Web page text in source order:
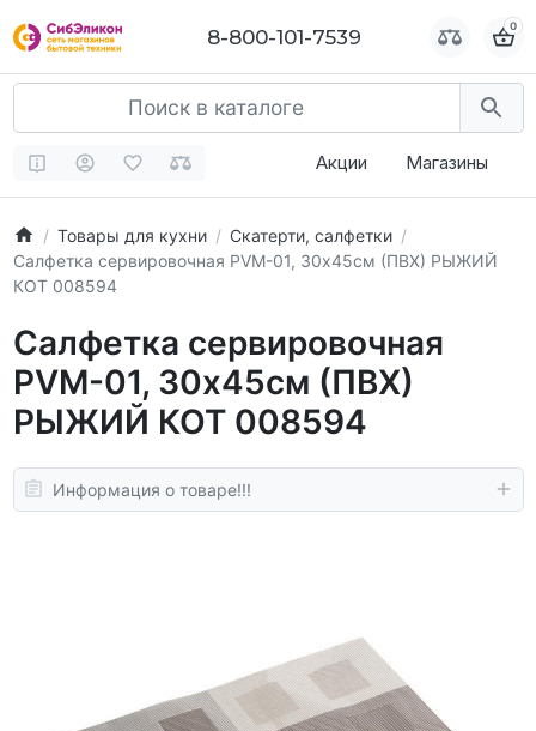
8-800-101-7539 0
Акции Магазины
Товары для кухни
Скатерти, салфетки
Салфетка сервировочная PVM-01, 30х45см (ПВХ) РЫЖИЙ
КОТ 008594
Салфетка сервировочная
PVM-01, 30х45см (ПВХ)
РЫЖИЙ КОТ 008594
Информация о товаре!!!
8-800-101-7539 0